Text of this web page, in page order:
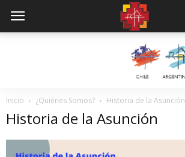
Inicio ¿Quiénes Somos? Historia de la Asunción
Historia de la Asunción